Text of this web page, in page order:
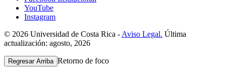
YouTube
Instagram
© 2026 Universidad de Costa Rica - Aviso Legal. Última
actualización: agosto, 2026
Regresar Arriba Retorno de foco